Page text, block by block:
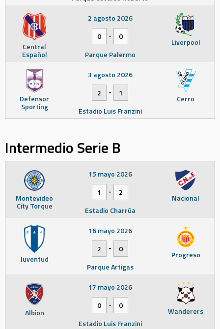
Central
Español
Liverpool
2 agosto 2026
0
-
0
Parque Palermo
Defensor
Sporting
Cerro
3 agosto 2026
2
-
1
Estadio Luis Franzini
Intermedio Serie B
Montevideo
City Torque
Nacional
15 mayo 2026
1
-
2
Estadio Charrúa
Juventud Progreso
16 mayo 2026
2
-
0
Parque Artigas
Albion Wanderers
17 mayo 2026
0
-
0
Estadio Luis Franzini